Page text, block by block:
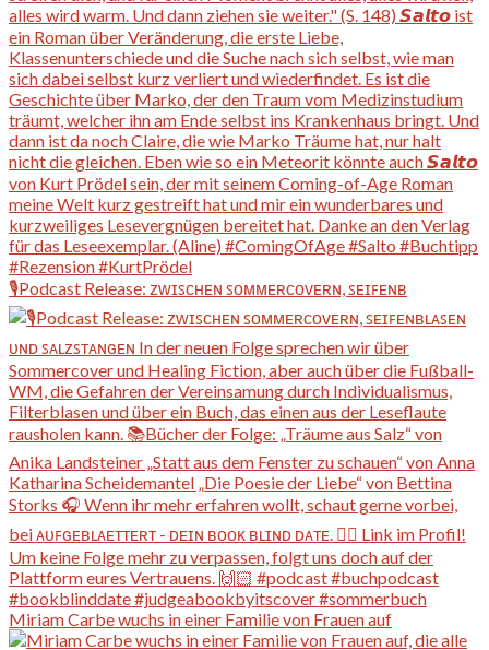
🎙️Podcast Release: ᴢᴡɪꜱᴄʜᴇɴ ꜱᴏᴍᴍᴇʀᴄᴏᴠᴇʀɴ, ꜱᴇɪꜰᴇɴʙ
Miriam Carbe wuchs in einer Familie von Frauen auf